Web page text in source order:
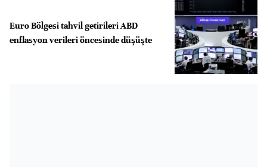
Euro Bölgesi tahvil getirileri ABD
enflasyon verileri öncesinde düşüşte